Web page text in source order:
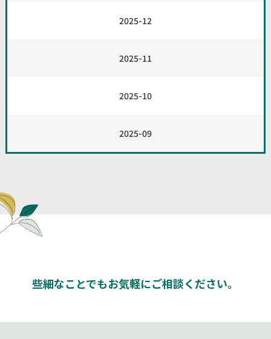
2025-12
2025-11
2025-10
2025-09
些細なことでもお気軽にご相談ください。